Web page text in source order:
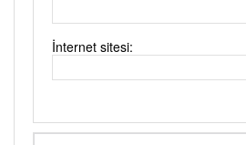
İnternet sitesi: